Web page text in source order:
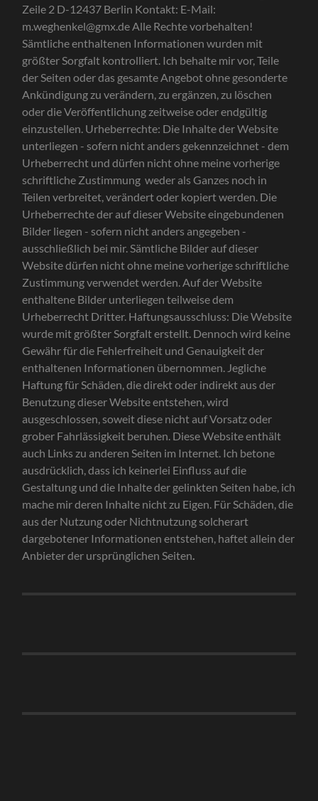
Zeile 2 D-12437 Berlin Kontakt: E-Mail:
m.weghenkel@gmx.de Alle Rechte vorbehalten!
Sämtliche enthaltenen Informationen wurden mit
größter Sorgfalt kontrolliert. Ich behalte mir vor, Teile
der Seiten oder das gesamte Angebot ohne gesonderte
Ankündigung zu verändern, zu ergänzen, zu löschen
oder die Veröffentlichung zeitweise oder endgültig
einzustellen. Urheberrechte: Die Inhalte der Website
unterliegen - sofern nicht anders gekennzeichnet - dem
Urheberrecht und dürfen nicht ohne meine vorherige
schriftliche Zustimmung weder als Ganzes noch in
Teilen verbreitet, verändert oder kopiert werden. Die
Urheberrechte der auf dieser Website eingebundenen
Bilder liegen - sofern nicht anders angegeben -
ausschließlich bei mir. Sämtliche Bilder auf dieser
Website dürfen nicht ohne meine vorherige schriftliche
Zustimmung verwendet werden. Auf der Website
enthaltene Bilder unterliegen teilweise dem
Urheberrecht Dritter. Haftungsausschluss: Die Website
wurde mit größter Sorgfalt erstellt. Dennoch wird keine
Gewähr für die Fehlerfreiheit und Genauigkeit der
enthaltenen Informationen übernommen. Jegliche
Haftung für Schäden, die direkt oder indirekt aus der
Benutzung dieser Website entstehen, wird
ausgeschlossen, soweit diese nicht auf Vorsatz oder
grober Fahrlässigkeit beruhen. Diese Website enthält
auch Links zu anderen Seiten im Internet. Ich betone
ausdrücklich, dass ich keinerlei Einfluss auf die
Gestaltung und die Inhalte der gelinkten Seiten habe, ich
mache mir deren Inhalte nicht zu Eigen. Für Schäden, die
aus der Nutzung oder Nichtnutzung solcherart
dargebotener Informationen entstehen, haftet allein der
Anbieter der ursprünglichen Seiten.